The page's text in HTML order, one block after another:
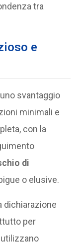
tra
e
svantaggio
minimali e
con la
di
o elusive.
dichiarazione
per